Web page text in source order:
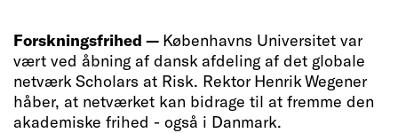
Forskningsfrihed — Københavns Universitet var
vært ved åbning af dansk afdeling af det globale
netværk Scholars at Risk. Rektor Henrik Wegener
håber, at netværket kan bidrage til at fremme den
akademiske frihed - også i Danmark.